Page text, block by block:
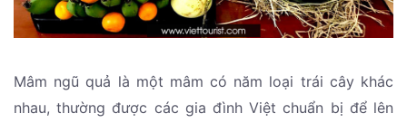
Mâm ngũ quả là một mâm có năm loại trái cây khác
nhau, thường được các gia đình Việt chuẩn bị để lên